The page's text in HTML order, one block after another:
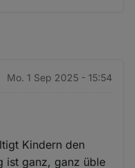
Mo. 1 Sep 2025 - 15:54
Kindern den
ist ganz, ganz üble